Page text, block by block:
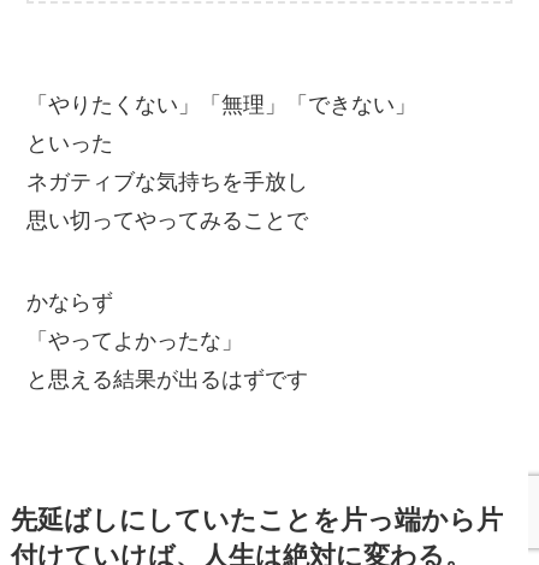
「やりたくない」「無理」「できない」
といった
ネガティブな気持ちを手放し
思い切ってやってみることで
かならず
「やってよかったな」
と思える結果が出るはずです
先延ばしにしていたことを片っ端から片
付けていけば、人生は絶対に変わる。